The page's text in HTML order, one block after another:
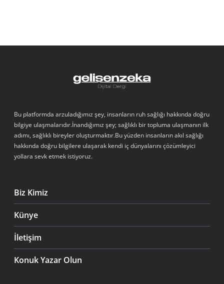
Bu platformda arzuladığımız şey, insanların ruh sağlığı hakkında doğru
bilgiye ulaşmalarıdır.İnandığımız şey; sağlıklı bir topluma ulaşmanın ilk
adımı, sağlıklı bireyler oluşturmaktır.Bu yüzden insanların akıl sağlığı
hakkında doğru bilgilere ulaşarak kendi iç dünyalarını çözümleyici
yollara sevk etmek istiyoruz.
Biz Kimiz
Künye
İletişim
Konuk Yazar Olun